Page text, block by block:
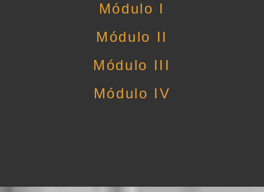
Módulo I
Módulo II
Módulo III
Módulo IV